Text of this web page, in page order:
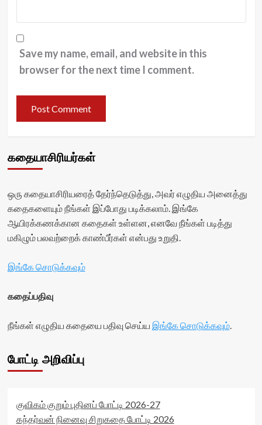
Save my name, email, and website in this
browser for the next time I comment.
கதையாசிரியர்கள்
ஒரு கதையாசிரியரைத் தேர்ந்தெடுத்து, அவர் எழுதிய அனைத்து
கதைகளையும் நீங்கள் இப்போது படிக்கலாம். இங்கே
ஆயிரக்கணக்கான கதைகள் உள்ளன, எனவே நீங்கள் படித்து
மகிழும் பலவற்றைக் காண்பீர்கள் என்பது உறுதி.
இங்கே சொடுக்கவும்
கதைப்பதிவு
நீங்கள் எழுதிய கதையை பதிவு செய்ய இங்கே சொடுக்கவும்.
போட்டி அறிவிப்பு
குவிகம் குறும் புதினப் போட்டி 2026-27
கந்தர்வன் நினைவு சிறுகதை போட்டி 2026